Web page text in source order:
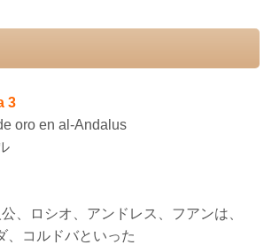
3
oro en al-Andalus
、ロシオ、アンドレス、フアンは、
、コルドバといった